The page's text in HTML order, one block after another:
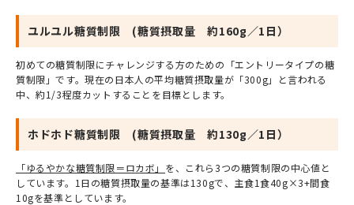
ユルユル糖質制限 (糖質摂取量 約160g／1日）
初めての糖質制限にチャレンジする方のための「エントリータイプの糖
質制限」です。現在の日本人の平均糖質摂取量が「300g」と言われる
中、約1/3程度カットすることを目標とします。
ホドホド糖質制限 (糖質摂取量 約130g／1日）
「ゆるやかな糖質制限＝ロカボ」 を、これら3つの糖質制限の中心値と
しています。1日の糖質摂取量の基準は130gで、主食1食40g×3+間食
10gを基準としています。